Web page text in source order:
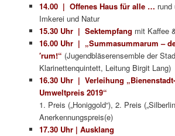
14.00 | Offenes Haus für alle … rund
Imkerei und Natur
15.30 Uhr | Sektempfang mit Kaffee
16.00 Uhr | „Summasummarum –
′rum!“ (Jugendbläserensemble der
Klarinettenquintett, Leitung Birgit Lang)
16.30 Uhr | Verleihung
Umweltpreis 2019“
1. Preis („Honiggold“), 2. Preis
Anerkennungspreis(e)
17.30 Uhr | Ausklang